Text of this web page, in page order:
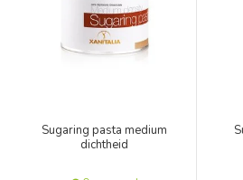
Sugaring pasta medium
dichtheid